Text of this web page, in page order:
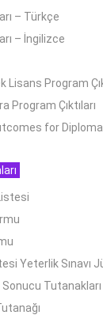
– Türkçe
– İngilizce
Lisans Program
Program Çıktıları
for
Yeterlik Sınavı
Tutanakları